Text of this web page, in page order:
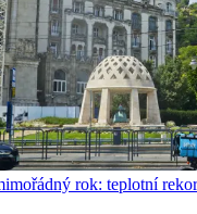
rok: teplotní